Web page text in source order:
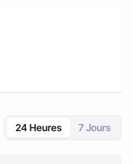
24 Heures 7 Jours